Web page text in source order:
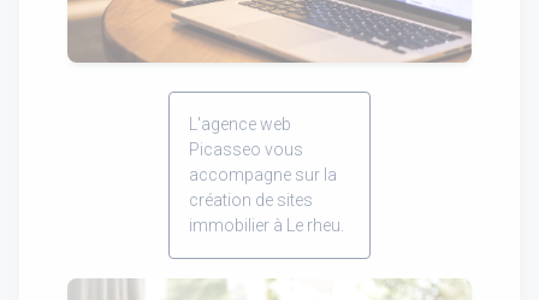
L'agence web
Picasseo vous
accompagne sur la
création de sites
immobilier à Le rheu.